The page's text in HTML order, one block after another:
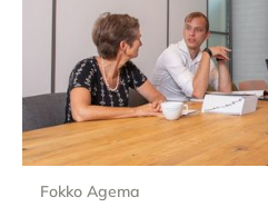
Fokko Agema